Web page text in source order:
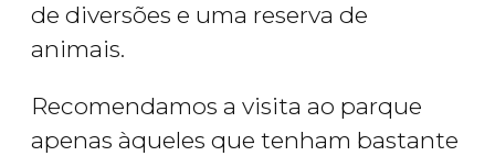
de diversões e uma reserva de
animais.
Recomendamos a visita ao parque
apenas àqueles que tenham bastante